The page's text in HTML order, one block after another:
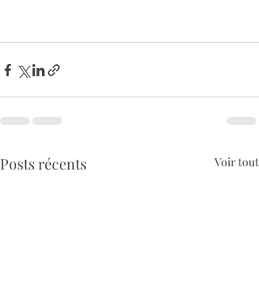
Posts récents Voir tout